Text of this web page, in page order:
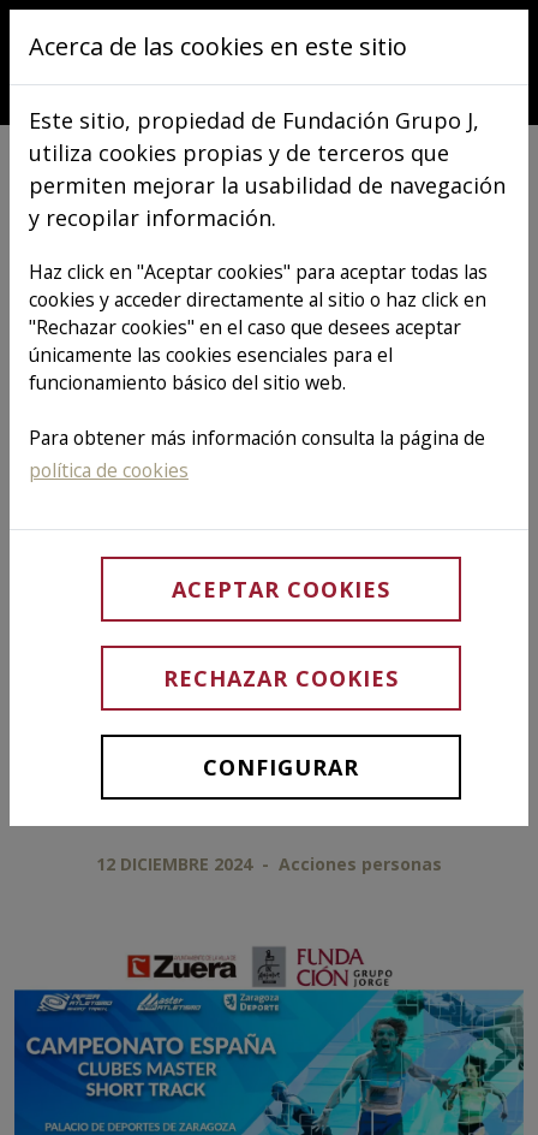
Pasar al contenido principal
VER TODOS LOS ARTÍCULOS
Patrocinamos el
XII Campeonato
de España
Máster Short
Track
12 DICIEMBRE 2024 - Acciones personas
Acerca de las cookies en este sitio
Este sitio, propiedad de Fundación Grupo J,
utiliza cookies propias y de terceros que
permiten mejorar la usabilidad de navegación
y recopilar información.
Haz click en "Aceptar cookies" para aceptar todas las
cookies y acceder directamente al sitio o haz click en
"Rechazar cookies" en el caso que desees aceptar
únicamente las cookies esenciales para el
funcionamiento básico del sitio web.
Para obtener más información consulta la página de
política de cookies
ACEPTAR COOKIES
RECHAZAR COOKIES
CONFIGURAR